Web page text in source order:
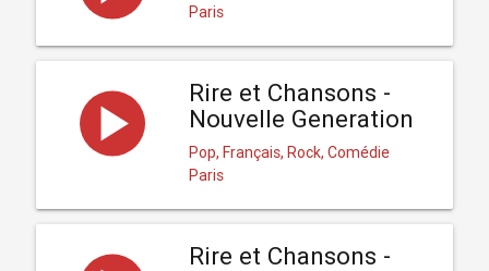
Paris
Rire et Chansons -
Nouvelle Generation
Pop, Français, Rock, Comédie
Paris
Rire et Chansons -